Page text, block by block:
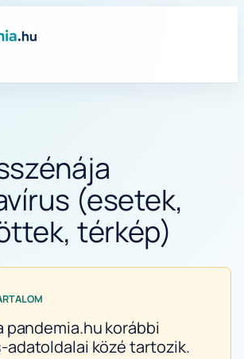
(esetek,
térkép)
pandemia.hu korábbi
adatoldalai közé tartozik.